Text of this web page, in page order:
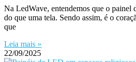
Na LedWave, entendemos que o painel
do que uma tela. Sendo assim, é o
que
Leia mais »
22/09/2025